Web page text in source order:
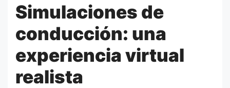
Simulaciones de
conducción: una
experiencia virtual
realista